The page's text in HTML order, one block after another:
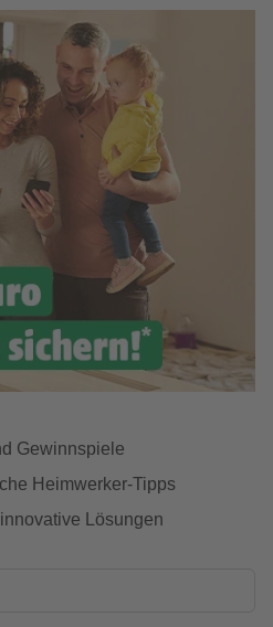
Gewinnspiele
Heimwerker-Tipps
Lösungen